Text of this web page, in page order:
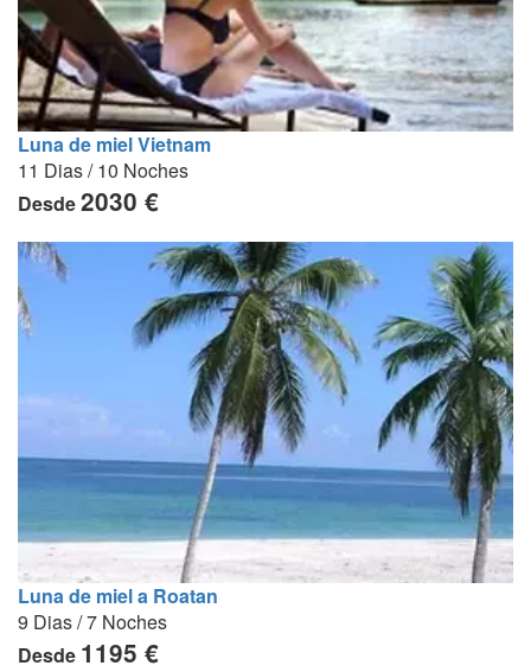
Luna de miel Vietnam
11 Dias / 10 Noches
Desde2030 €
Luna de miel a Roatan
9 Dias / 7 Noches
Desde 1195 €